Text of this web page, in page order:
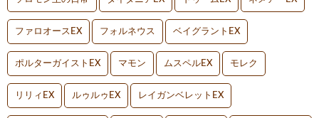
ファロオースEX フォルネウス ベイグラントEX
ポルターガイストEX マモン ムスペルEX モレク
リリィEX ルゥルゥEX レイガンベレットEX